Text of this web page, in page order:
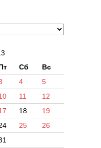
Сб Вс
4
5
11
12
18
19
25
26